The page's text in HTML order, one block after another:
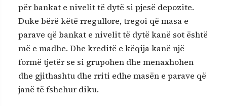
për bankat e nivelit të dytë si pjesë depozite.
Duke bërë këtë rregullore, tregoi që masa e
parave që bankat e nivelit të dytë kanë sot është
më e madhe. Dhe kreditë e këqija kanë një
formë tjetër se si grupohen dhe menaxhohen
dhe gjithashtu dhe rriti edhe masën e parave që
janë të fshehur diku.